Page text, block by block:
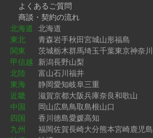
よくあるご質問
商談・契約の流れ
北海道 北海道
東北
青森岩手秋田宮城山形福島
関東
茨城栃木群馬埼玉千葉東京神奈川
甲信越 新潟長野山梨
北陸
富山石川福井
東海
静岡愛知岐阜三重
近畿
滋賀京都大阪兵庫奈良和歌山
中国
岡山広島鳥取島根山口
四国
香川徳島愛媛高知
九州
福岡佐賀長崎大分熊本宮崎鹿児島